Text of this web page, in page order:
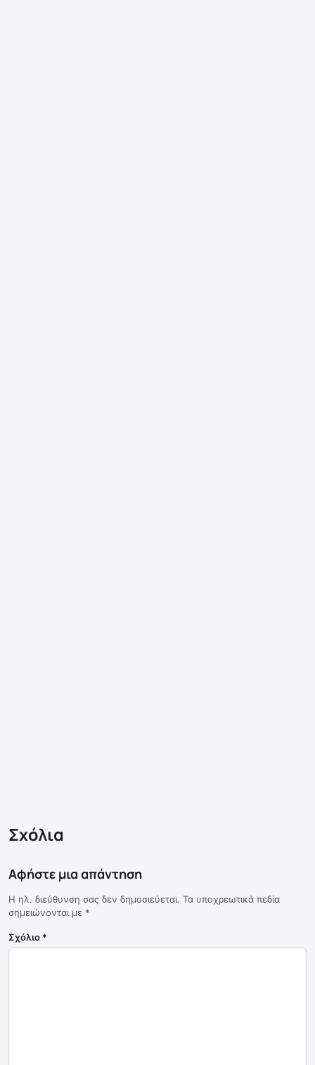
Σχόλια
Αφήστε μια απάντηση
Η ηλ. διεύθυνση σας δεν δημοσιεύεται. Τα υποχρεωτικά πεδία
σημειώνονται με *
Σχόλιο *